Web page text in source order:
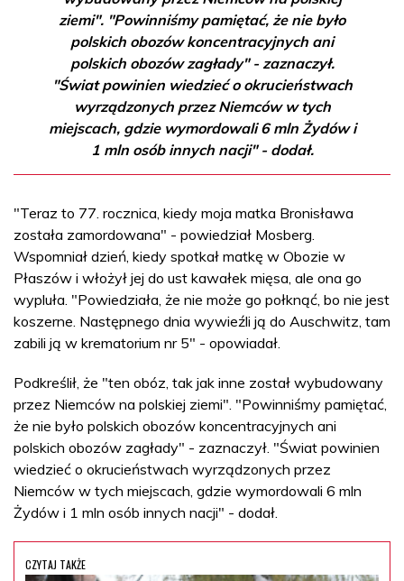
ziemi". "Powinniśmy pamiętać, że nie było
polskich obozów koncentracyjnych ani
polskich obozów zagłady" - zaznaczył.
"Świat powinien wiedzieć o okrucieństwach
wyrządzonych przez Niemców w tych
miejscach, gdzie wymordowali 6 mln Żydów i
1 mln osób innych nacji" - dodał.
"Teraz to 77. rocznica, kiedy moja matka Bronisława
została zamordowana" - powiedział Mosberg.
Wspomniał dzień, kiedy spotkał matkę w Obozie w
Płaszów i włożył jej do ust kawałek mięsa, ale ona go
wypluła. "Powiedziała, że nie może go połknąć, bo nie jest
koszerne. Następnego dnia wywieźli ją do Auschwitz, tam
zabili ją w krematorium nr 5" - opowiadał.
Podkreślił, że "ten obóz, tak jak inne został wybudowany
przez Niemców na polskiej ziemi". "Powinniśmy pamiętać,
że nie było polskich obozów koncentracyjnych ani
polskich obozów zagłady" - zaznaczył. "Świat powinien
wiedzieć o okrucieństwach wyrządzonych przez
Niemców w tych miejscach, gdzie wymordowali 6 mln
Żydów i 1 mln osób innych nacji" - dodał.
CZYTAJ TAKŻE